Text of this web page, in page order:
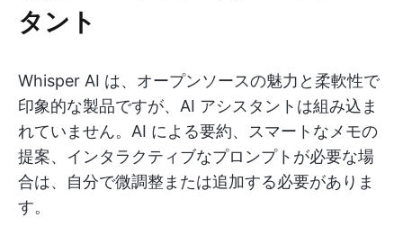
タント
Whisper AI は、オープンソースの魅力と柔軟性で
印象的な製品ですが、AI アシスタントは組み込ま
れていません。AI による要約、スマートなメモの
提案、インタラクティブなプロンプトが必要な場
合は、自分で微調整または追加する必要がありま
す。